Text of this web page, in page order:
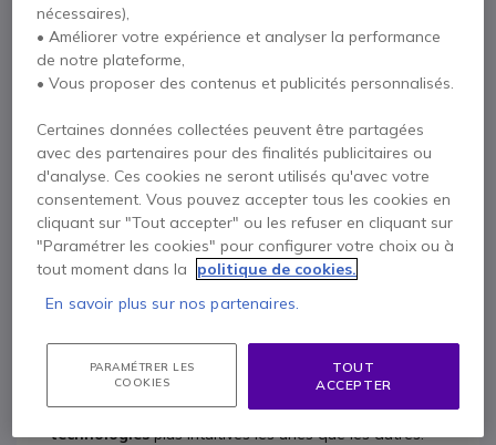
Description
Yealink T58W Pro +
Yealink T58W Pro : Des
communications téléphoniques
synonymes de mobilité
Faites passer vos collaborations téléphoniques au
niveau supérieur. Le tout nouveau
est unmodule professionnel intelligentvenant
révolutionner les appels au bureau ou à domicile.
Simple à installer, il accroît la productivité des
collaborateurs grâce à detoutes nouvelles
technologiesplus intuitives les unes que les autres.
nécessaires),
• Améliorer votre expérience et analyser la performance
de notre plateforme,
• Vous proposer des contenus et publicités personnalisés.
Certaines données collectées peuvent être partagées
avec des partenaires pour des finalités publicitaires ou
d'analyse. Ces cookies ne seront utilisés qu'avec votre
consentement. Vous pouvez accepter tous les cookies en
cliquant sur "Tout accepter" ou les refuser en cliquant sur
"Paramétrer les cookies" pour configurer votre choix ou à
tout moment dans la
politique de cookies.
En savoir plus sur nos partenaires.
PARAMÉTRER LES
COOKIES
TOUT
ACCEPTER